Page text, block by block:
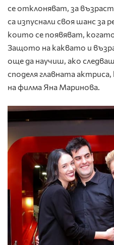
се отклоняват, за
са изпуснали своя шанс за
които се появяват,
Защото на каквато и
още да научиш, ако
споделя главната
на филма Яна Маринова.